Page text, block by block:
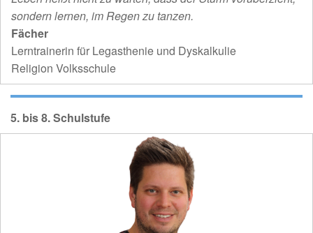
sondern lernen, im Regen zu tanzen.
Fächer
Lerntrainerin für Legasthenie und Dyskalkulie
Religion Volksschule
5. bis 8. Schulstufe